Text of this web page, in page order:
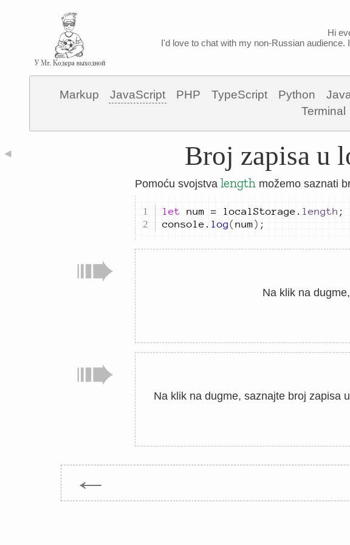
Hi
I'd love to chat with my non-Russian
Markup JavaScript PHP TypeScript Python
Terminal
◀ Broj zapisa u
Pomoću svojstva length možemo saznati
let num = localStorage . length ;
console . log( num) ;
Na klik na
Na klik na dugme, saznajte broj zapisa
←